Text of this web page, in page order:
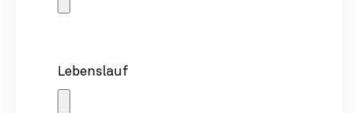
Lebenslauf